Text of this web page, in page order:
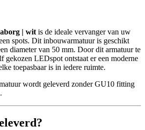
| wit is de ideale vervanger van uw
spots. Dit inbouwarmatuur is geschikt
diameter van 50 mm. Door dit armatuur te
gekozen LEDspot ontstaat er een moderne
toepasbaar is in iedere ruimte.
wordt geleverd zonder GU10 fitting